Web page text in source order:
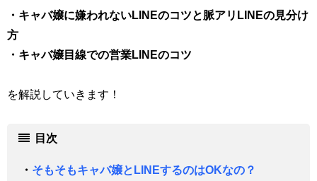
・キャバ嬢に嫌われないLINEのコツと脈アリLINEの見分け
方
・キャバ嬢目線での営業LINEのコツ
を解説していきます！
目次
・ そもそもキャバ嬢とLINEするのはOKなの？